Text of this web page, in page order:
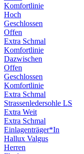
Komfortlinie
Hoch
Geschlossen
Offen
Extra Schmal
Komfortlinie
Dazwischen
Offen
Geschlossen
Komfortlinie
Extra Schmal
Strassenledersohle LS
Extra Weit
Extra Schmal
Einlagenträger*In
Hallux Valgus
Herren